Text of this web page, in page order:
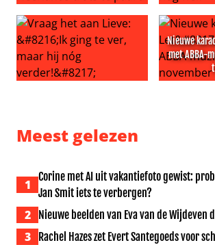
7 vragen aan… Marieke van der
Slee
Nieuwe
met ABBA-
Meest gelezen
1
Corine met AI uit vakantiefoto gewist:
Jan Smit iets te verbergen?
2 Nieuwe beelden van Eva van de Wijdeven
3 Rachel Hazes zet Evert Santegoeds voor